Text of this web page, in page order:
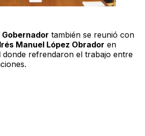
Gobernador también se reunió con
Manuel López Obrador en
donde refrendaron el trabajo entre